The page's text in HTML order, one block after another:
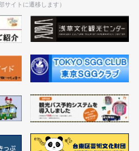
サイトに遷移します）